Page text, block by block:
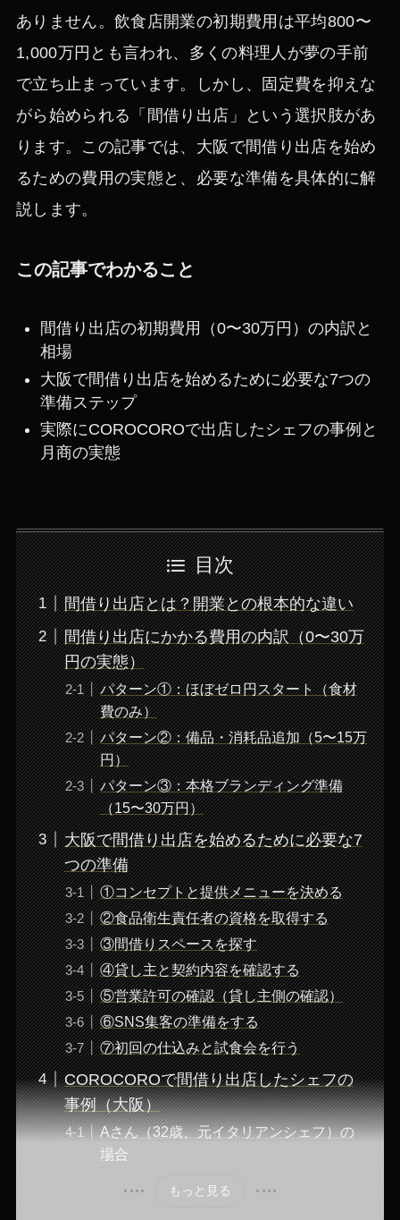
ありません。飲食店開業の初期費用は平均800〜
1,000万円とも言われ、多くの料理人が夢の手前
で立ち止まっています。しかし、固定費を抑えな
がら始められる「間借り出店」という選択肢があ
ります。この記事では、大阪で間借り出店を始め
るための費用の実態と、必要な準備を具体的に解
説します。
この記事でわかること
間借り出店の初期費用（0〜30万円）の内訳と
相場
大阪で間借り出店を始めるために必要な7つの
準備ステップ
実際にCOROCOROで出店したシェフの事例と
月商の実態
目次
間借り出店とは？開業との根本的な違い
間借り出店にかかる費用の内訳（0〜30万
円の実態）
パターン①：ほぼゼロ円スタート（食材
費のみ）
パターン②：備品・消耗品追加（5〜15万
円）
パターン③：本格ブランディング準備
（15〜30万円）
大阪で間借り出店を始めるために必要な7
つの準備
①コンセプトと提供メニューを決める
②食品衛生責任者の資格を取得する
③間借りスペースを探す
④貸し主と契約内容を確認する
⑤営業許可の確認（貸し主側の確認）
⑥SNS集客の準備をする
⑦初回の仕込みと試食会を行う
COROCOROで間借り出店したシェフの
事例（大阪）
Aさん（32歳、元イタリアンシェフ）の
場合
もっと見る